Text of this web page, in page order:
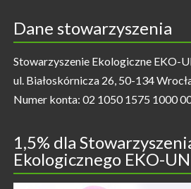
Dane stowarzyszenia
Stowarzyszenie Ekologiczne EKO-
ul. Białoskórnicza 26, 50-134
Numer konta: 02 1050 1575 1000
1,5% dla
Ekologicznego EKO-